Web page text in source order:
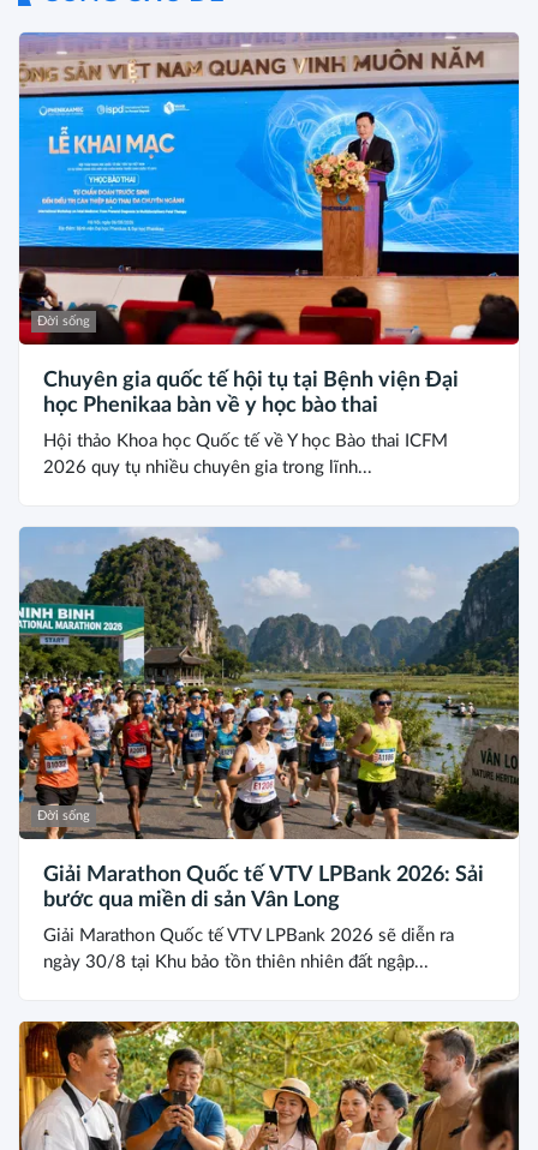
Đời sống
Chuyên gia quốc tế hội tụ tại Bệnh viện Đại
học Phenikaa bàn về y học bào thai
Hội thảo Khoa học Quốc tế về Y học Bào thai ICFM
2026 quy tụ nhiều chuyên gia trong lĩnh...
Đời sống
Giải Marathon Quốc tế VTV LPBank 2026: Sải
bước qua miền di sản Vân Long
Giải Marathon Quốc tế VTV LPBank 2026 sẽ diễn ra
ngày 30/8 tại Khu bảo tồn thiên nhiên đất ngập...